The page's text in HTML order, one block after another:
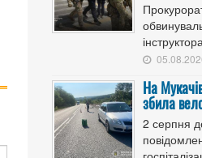
На
збила
2 серпня